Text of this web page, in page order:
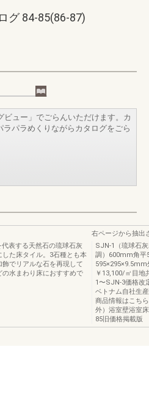
グ 84-85(86-87)
ビュー」でごらんいただけます。カ
パラめくりながらカタログをごら
代表する天然石の琉球石灰
た床タイル。3石種とも本
でリアルな石を再現して
水まわり床におすすめで
右ページから抽出
SJN‐1（琉球石
調）600mm角平
595×295×9.5mm
￥13,100/㎡目地
1〜SJN‐3価格
ベトナム自社生
商品情報はこち
外）浴室壁浴室
85旧価格掲載版